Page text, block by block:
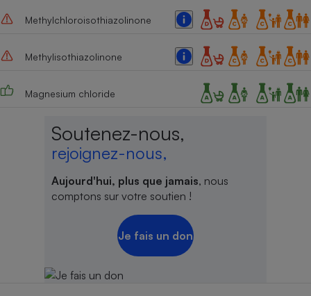
Methylchloroisothiazolinone
Methylisothiazolinone
Magnesium chloride
Soutenez-nous,
rejoignez-nous,
Aujourd'hui, plus que jamais, nous
comptons sur votre soutien !
Je fais un don